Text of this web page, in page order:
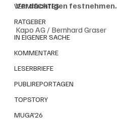
VERMISCHTES
RATGEBER
IN EIGENER SACHE
KOMMENTARE
LESERBRIEFE
PUBLIREPORTAGEN
TOPSTORY
MUGA'26
Verdächtigen festnehmen.
Kapo AG / Bernhard Graser